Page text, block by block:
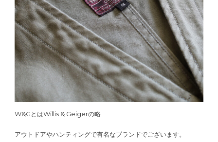
W&GとはWillis & Geigerの略
アウトドアやハンティングで有名なブランドでございます。